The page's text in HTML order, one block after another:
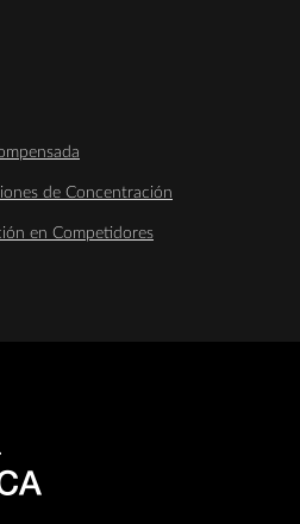
de Concentración
en Competidores